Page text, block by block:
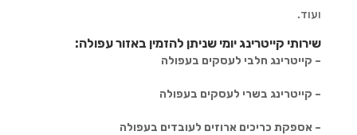
ועוד.
שירותי קייטרינג יומי שניתן להזמין באזור עפולה:
– קייטרינג חלבי לעסקים בעפולה
– קייטרינג בשרי לעסקים בעפולה
– אספקת כריכים ארוזים לעובדים בעפולה